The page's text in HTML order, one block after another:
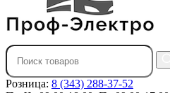
Розница: 8 (343) 288-37-52